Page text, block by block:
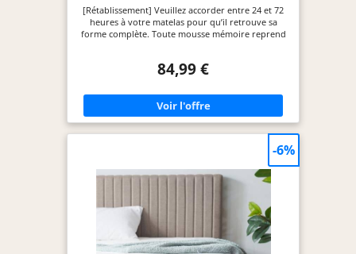
[Rétablissement] Veuillez accorder entre 24 et 72
heures à votre matelas pour qu’il retrouve sa
forme complète. Toute mousse mémoire reprend
mettre un peu plus de temps à se décompresser et
décompression du matelas varie selon
l’environnement ambiant. [Qualité et
Certifications] Chaque matelas est fabriqué avec
exigence et intégrité, et bénéficie des certifications
produit sous des contrôles qualité stricts et
inspecté individuellement avant l’expédition.
Notre équipe clientèle dédiée reste à votre
concernant le matelas. [Confort et soutien] Ce
matelas est conçu pour améliorer votre repos
grâce à une fermeté modérée alliant soutien et
confort. Sa structure multicouche avancée
optimise la régulation thermique, vous
84,99 €
-6%